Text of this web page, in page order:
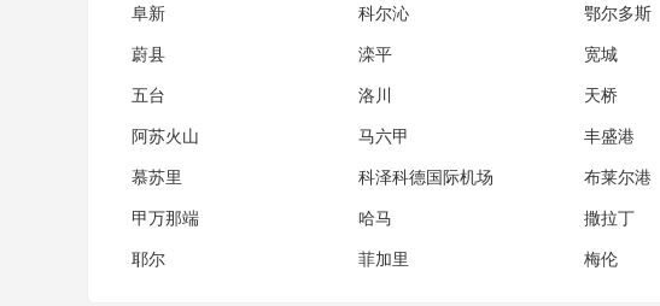
阜新 科尔沁 鄂尔多斯
蔚县 滦平 宽城
五台 洛川 天桥
阿苏火山 马六甲 丰盛港
慕苏里 科泽科德国际机场 布莱尔港
甲万那端 哈马 撒拉丁
耶尔 菲加里 梅伦